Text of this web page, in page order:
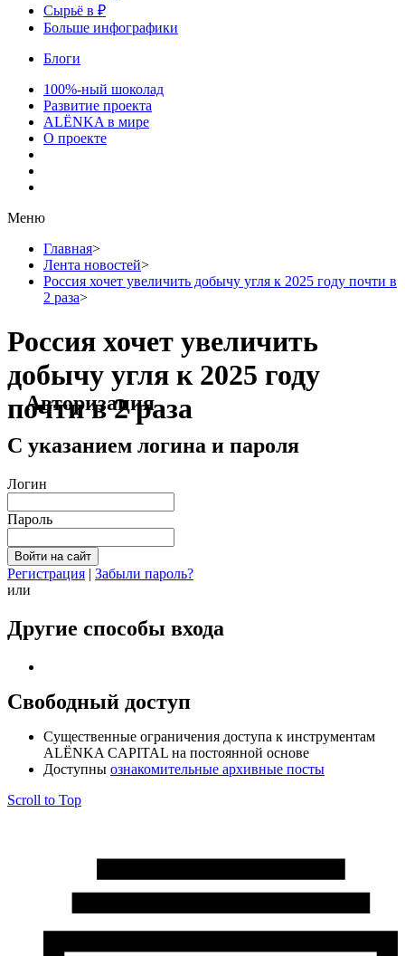
Сырьё в ₽
Больше инфографики
Блоги
100%-ный шоколад
Развитие проекта
ALЁNKA в мире
О проекте
Меню
Главная>
Лента новостей>
Россия хочет увеличить добычу угля к 2025 году почти в
2 раза>
Россия хочет увеличить
добычу угля к 2025 году
почти в 2 раза
Авторизация
С указанием логина и пароля
Логин
Пароль
Регистрация | Забыли пароль?
или
Другие способы входа
Свободный доступ
Cущественные ограничения доступа к инструментам
ALЁNKA CAPITAL на постоянной основе
Доступны ознакомительные архивные посты
Scroll to Top